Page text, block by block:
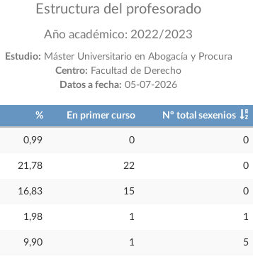
Estructura del profesorado
Año académico: 2022/2023
Estudio: Máster Universitario en Abogacía y Procura
Centro: Facultad de Derecho
Datos a fecha: 05-07-2026
% En primer curso Nº total sexenios
0,99 0 0
21,78 22 0
16,83 15 0
1,98 1 1
9,90 1 5